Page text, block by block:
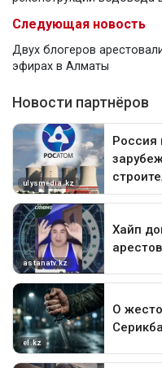
Следующая новость
Двух блогеров
эфирах в Алматы